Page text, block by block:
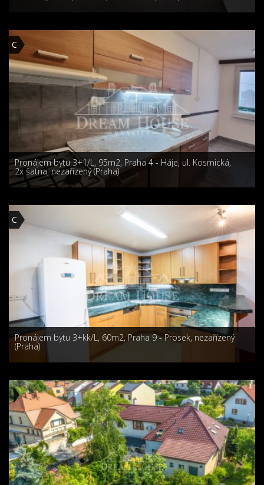
C
Pronájem bytu 3+1/L, 95m2, Praha 4 - Háje, ul. Kosmická,
2x šatna, nezařízený (Praha)
C
Pronájem bytu 3+kk/L, 60m2, Praha 9 - Prosek, nezařízený
(Praha)